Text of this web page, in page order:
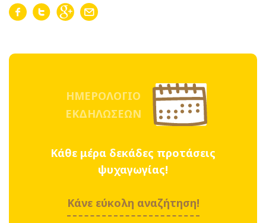
ΗΜΕΡΟΛΟΓΙΟ
ΕΚΔΗΛΩΣΕΩΝ
Κάθε μέρα δεκάδες προτάσεις
ψυχαγωγίας!
Κάνε εύκολη αναζήτηση!